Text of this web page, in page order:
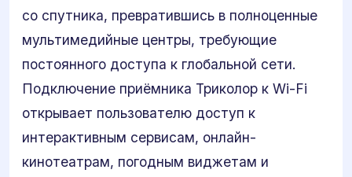
со спутника, превратившись в полноценные
мультимедийные центры, требующие
постоянного доступа к глобальной сети.
Подключение приёмника Триколор к Wi-Fi
открывает пользователю доступ к
интерактивным сервисам, онлайн-
кинотеатрам, погодным виджетам и